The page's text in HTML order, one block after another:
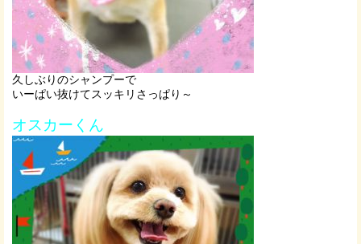
久しぶりのシャンプーで
いーぱい抜けてスッキリさっぱり～
オスカーくん